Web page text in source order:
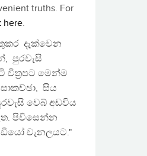
truths. For
here.
දැක්වෙන
පුරවැසි
චිත්‍රපට මෙන්ම
සාකච්ඡා, සිය
වෙබ් අඩවිය
පිවිසෙන්න
චැනලයට."